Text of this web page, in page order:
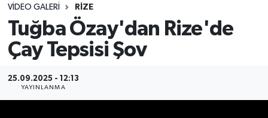
VIDEO GALERI RIZE
Tuğba Özay'dan Rize'de
Çay Tepsisi Şov
25.09.2025 - 12:13
YAYINLANMA
Yurttan Haberler
Ekonomi
Teknoloji
Rize Trafik Yoğunluk Haritası
Süper Lig Puan Durumu ve Fikstür
Tüm Manşetler